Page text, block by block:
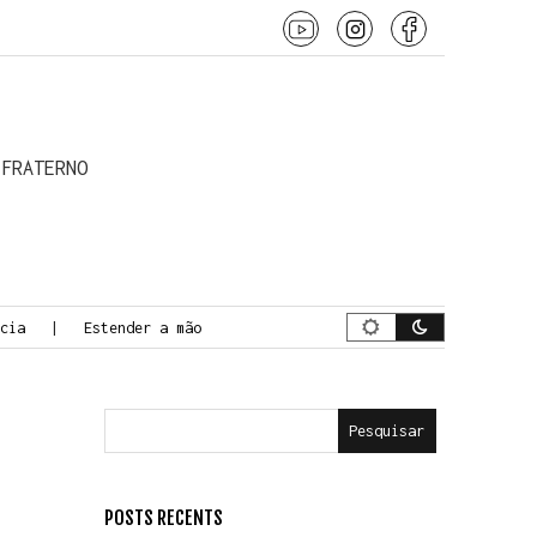
Estender a mão A Jornada da Morte Consciente
Pesquisar
POSTS RECENTS